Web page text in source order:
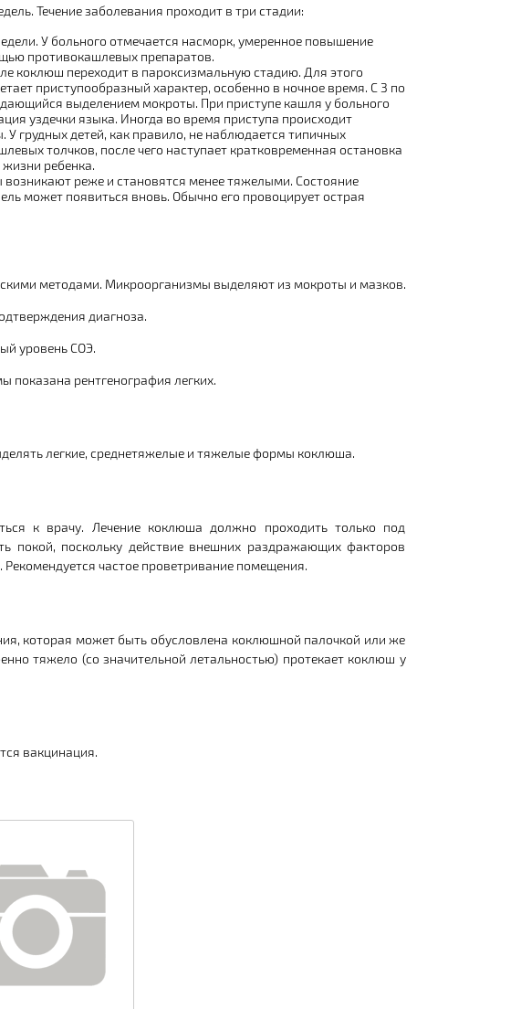
Течение заболевания проходит в три стадии:
У больного отмечается насморк, умеренное повышение
противокашлевых препаратов.
коклюш переходит в пароксизмальную стадию. Для этого
приступообразный характер, особенно в ночное время. С 3 по
выделением мокроты. При приступе кашля у больного
уздечки языка. Иногда во время приступа происходит
грудных детей, как правило, не наблюдается типичных
толчков, после чего наступает кратковременная остановка
ребенка.
возникают реже и становятся менее тяжелыми. Состояние
может появиться вновь. Обычно его провоцирует острая
методами. Микроорганизмы выделяют из мокроты и мазков.
диагноза.
уровень СОЭ.
показана рентгенография легких.
легкие, среднетяжелые и тяжелые формы коклюша.
к врачу. Лечение коклюша должно проходить только под
покой, поскольку действие внешних раздражающих факторов
частое проветривание помещения.
которая может быть обусловлена коклюшной палочкой или же
тяжело (со значительной летальностью) протекает коклюш у
вакцинация.